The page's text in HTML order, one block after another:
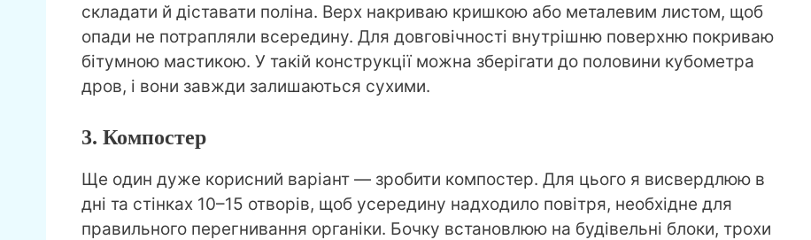
складати й діставати поліна. Верх накриваю кришкою або металевим листом, щоб
опади не потрапляли всередину. Для довговічності внутрішню поверхню покриваю
бітумною мастикою. У такій конструкції можна зберігати до половини кубометра
дров, і вони завжди залишаються сухими.
3. Компостер
Ще один дуже корисний варіант — зробити компостер. Для цього я висвердлюю в
дні та стінках 10–15 отворів, щоб усередину надходило повітря, необхідне для
правильного перегнивання органіки. Бочку встановлюю на будівельні блоки, трохи